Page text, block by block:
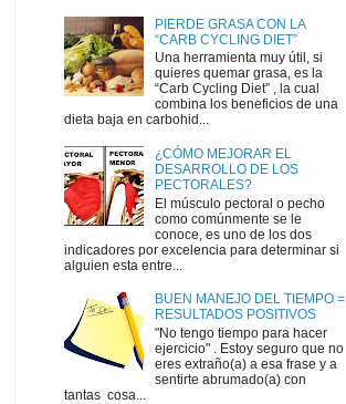
PIERDE GRASA CON LA
“CARB CYCLING DIET”
Una herramienta muy útil, si
quieres quemar grasa, es la
“Carb Cycling Diet” , la cual
combina los beneficios de una
dieta baja en carbohid...
¿CÓMO MEJORAR EL
DESARROLLO DE LOS
PECTORALES?
El músculo pectoral o pecho
como comúnmente se le
conoce, es uno de los dos
indicadores por excelencia para determinar si
alguien esta entre...
BUEN MANEJO DEL TIEMPO =
RESULTADOS POSITIVOS
"No tengo tiempo para hacer
ejercicio" . Estoy seguro que no
eres extraño(a) a esa frase y a
sentirte abrumado(a) con
tantas cosa...